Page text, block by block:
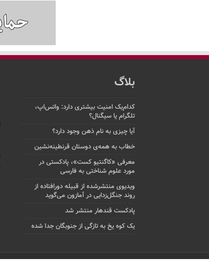
بلاگ
کدام‌یک امنیت بیشتری دارد: واتس‌اپ،
تلگرام یا سیگنال؟
آیا چیزی به نام ذهن وجود دارد؟
خطاب به همه‌ی دوستان قرنطینه‌نشین
معرفی «کاگنتیو کست»، پادکستی در
مورد علوم شناختی به فارسی
ویدیوی منتشرشده از قبیله دورافتاده‌ از
روند جنگل‌زدایی در آمازون می‌گوید
پادکست قندهار منتشر شد
یک کوه یخ به تازگی از جنوبگان جدا شده